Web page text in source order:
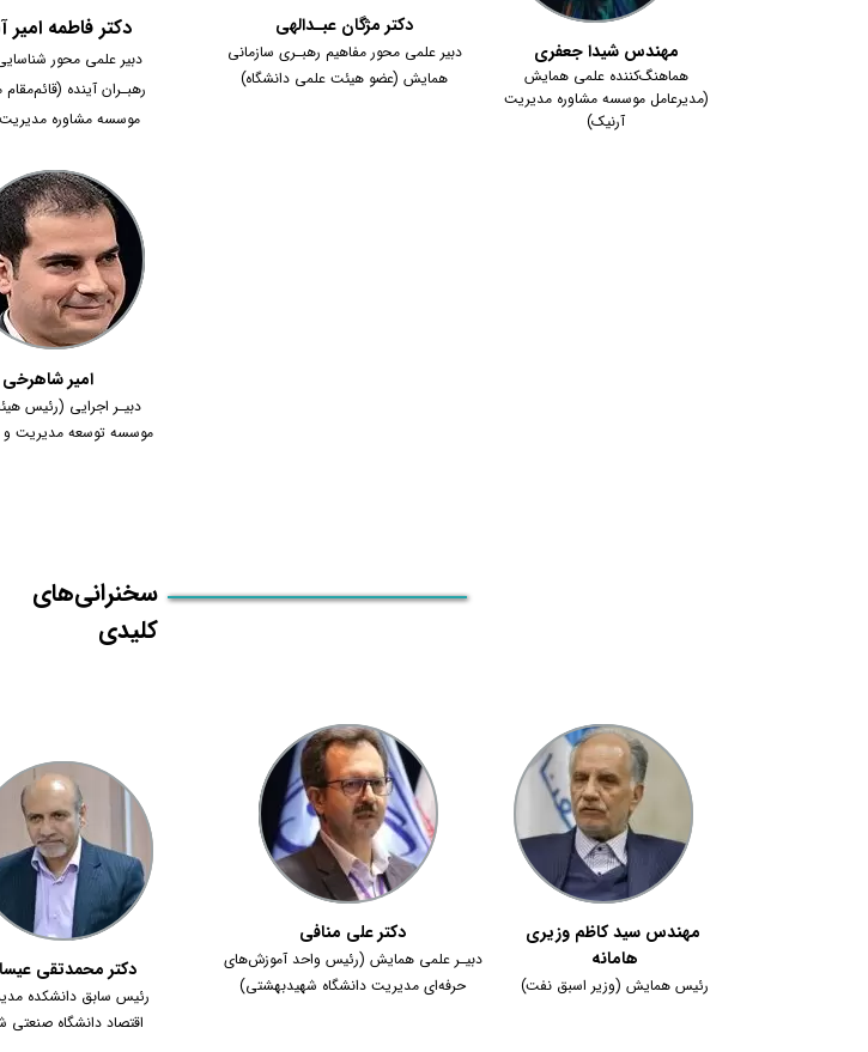
دکتر مژگان عبـدالهی
دبیر علمی محور مفاهیم رهبـری سازمانی
همایش (عضو هیئت علمی دانشگاه)
​​​مهندس شیدا جعفری
هماهنگ‌کننده علمی همایش
(مدیرعامل موسسه مشاوره مدیریت
آرنیک)
​​​دکتر فاطمه امیر
دبیر علمی محور
رهبـران آینده (قائم‌مقام
موسسه مشاوره
امیر شاهرخی
دبیـر اجرایی (رئیس
موسسه توسعه مدیریت و
​سخنرانی‌های
کلیدی
دکتر علی منافی
دبیـر علمی همایش (رئیس واحد آموزش‌های
حرفه‌ای مدیریت دانشگاه شهیدبهشتی)
مهندس سید کاظم وزیری
هامانه
رئیس همایش (وزیر اسبق نفت)
دکتر محمدتقی
رئیس سابق دانشکده
اقتصاد دانشگاه